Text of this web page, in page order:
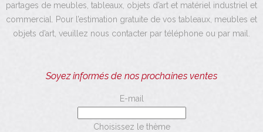
partages de meubles, tableaux, objets d’art et matériel industriel et
commercial. Pour l’estimation gratuite de vos tableaux, meubles et
objets d’art, veuillez nous contacter par téléphone ou par mail.
Soyez informés de nos prochaines ventes
E-mail
Choisissez le thème